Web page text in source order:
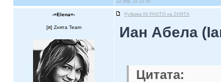
22 апр, 11 12:30
-=Elena=- Рубрика IN PHOTO на ZНЯТА
[ ] Zнята Team Иан Абела
Цитата: